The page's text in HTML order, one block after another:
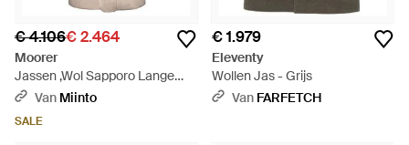
€ 4.106€ 2.464
Moorer
Jassen ,Wol Sapporo Lange
Jas - Naturel
Van Miinto
SALE
€ 1.979
Eleventy
Wollen Jas - Grijs
Van FARFETCH